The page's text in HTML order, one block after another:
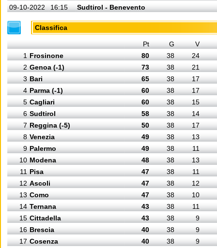
09-10-2022
16:15 Sudtirol - Benevento
Classifica
Pt G
V
1 Frosinone 80 38
24
2 Genoa (-1) 73 38
21
3 Bari 65 38
17
4 Parma (-1) 60 38
17
5 Cagliari 60 38
15
6 Sudtirol 58 38
14
7 Reggina (-5) 50 38
17
8 Venezia 49 38
13
9 Palermo 49 38
11
10 Modena 48 38
13
11 Pisa 47 38
11
12 Ascoli 47 38
12
13 Como 47 38
10
14 Ternana 43 38
11
15 Cittadella 43 38
9
16 Brescia 40 38
9
17 Cosenza 40 38
9